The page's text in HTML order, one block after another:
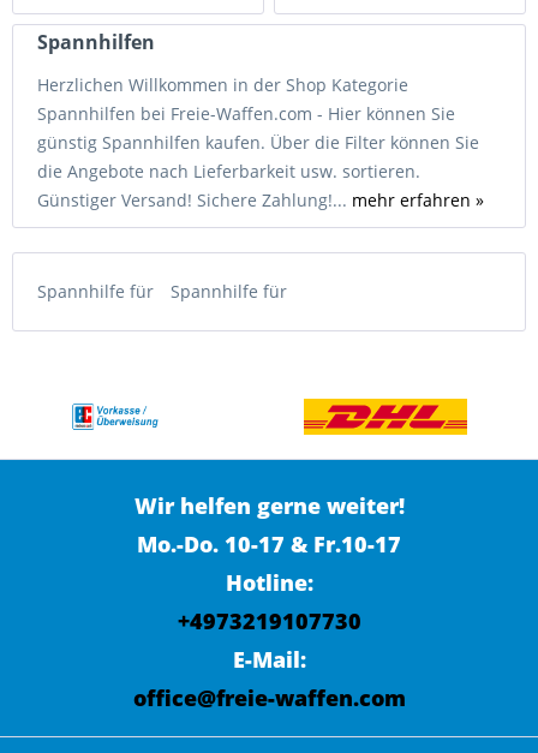
Spannhilfen
Herzlichen Willkommen in der Shop Kategorie
Spannhilfen bei Freie-Waffen.com - Hier können Sie
günstig Spannhilfen kaufen. Über die Filter können Sie
die Angebote nach Lieferbarkeit usw. sortieren.
Günstiger Versand! Sichere Zahlung!... mehr erfahren »
Spannhilfe für Spannhilfe für
Wir helfen gerne weiter!
Mo.-Do. 10-17 & Fr.10-17
Hotline:
+4973219107730
E-Mail:
office@freie-waffen.com